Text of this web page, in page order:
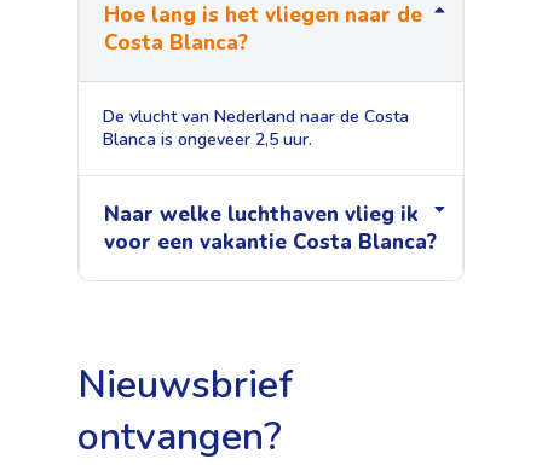
Hoe lang is het vliegen naar de
Costa Blanca?
De vlucht van Nederland naar de Costa
Blanca is ongeveer 2,5 uur.
Naar welke luchthaven vlieg ik
voor een vakantie Costa Blanca?
Nieuwsbrief
ontvangen?